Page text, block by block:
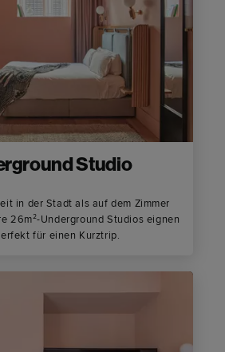
Studio
in der Stadt als auf dem Zimmer
26m²-Underground Studios eignen
für einen Kurztrip.